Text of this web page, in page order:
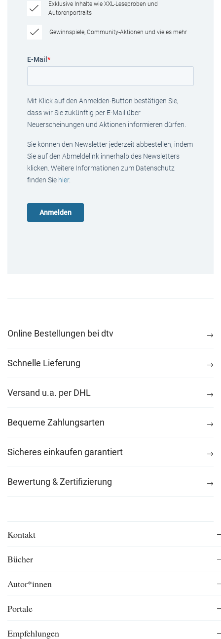
Exklusive Inhalte wie XXL-Leseproben und
Autorenportraits
Gewinnspiele, Community-Aktionen und vieles mehr
E-Mail *
Mit Klick auf den Anmelden-Button bestätigen Sie,
dass wir Sie zukünftig per E-Mail über
Neuerscheinungen und Aktionen informieren dürfen.
Sie können den Newsletter jederzeit abbestellen, indem
Sie auf den Abmeldelink innerhalb des Newsletters
klicken. Weitere Informationen zum Datenschutz
finden Sie hier.
Online Bestellungen bei dtv
Schnelle Lieferung
Versand u.a. per DHL
Bequeme Zahlungsarten
Sicheres einkaufen garantiert
Bewertung & Zertifizierung
Kontakt
Bücher
Autor*innen
Portale
Empfehlungen